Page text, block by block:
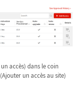
accès) dans le coin
un accès au site)